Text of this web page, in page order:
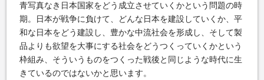
青写真なき日本国家をどう成立させていくかという問題の時
期。日本が戦争に負けて、どんな日本を建設していくか、平
和な日本をどう建設し、豊かな中流社会を形成し、そして製
品よりも欲望を大事にする社会をどうつくっていくかという
枠組み、そういうものをつくった戦後と同じような時代に生
きているのではないかと思います。